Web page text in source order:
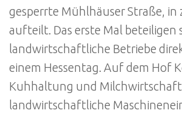
gesperrte Mühlhäuser Straße, in
aufteilt. Das erste Mal beteiligen
landwirtschaftliche Betriebe
einem Hessentag. Auf dem Hof
Kuhhaltung und Milchwirtschaft
landwirtschaftliche